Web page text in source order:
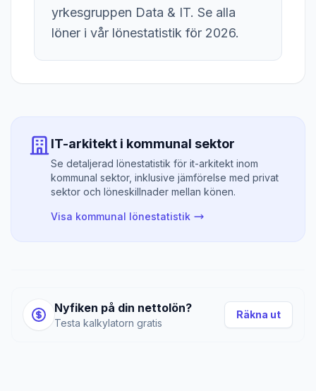
yrkesgruppen Data & IT. Se alla
löner i vår lönestatistik för 2026.
IT-arkitekt i kommunal sektor
Se detaljerad lönestatistik för it-arkitekt inom
kommunal sektor, inklusive jämförelse med privat
sektor och löneskillnader mellan könen.
Visa kommunal lönestatistik
Nyfiken på din nettolön?
Testa kalkylatorn gratis
Räkna ut